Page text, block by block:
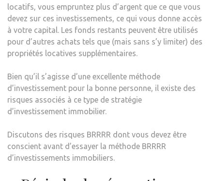
locatifs, vous empruntez plus d’argent que ce que vous
devez sur ces investissements, ce qui vous donne accès
à votre capital. Les fonds restants peuvent être utilisés
pour d’autres achats tels que (mais sans s’y limiter) des
propriétés locatives supplémentaires.
Bien qu’il s’agisse d’une excellente méthode
d’investissement pour la bonne personne, il existe des
risques associés à ce type de stratégie
d’investissement immobilier.
Discutons des risques BRRRR dont vous devez être
conscient avant d’essayer la méthode BRRRR
d’investissements immobiliers.